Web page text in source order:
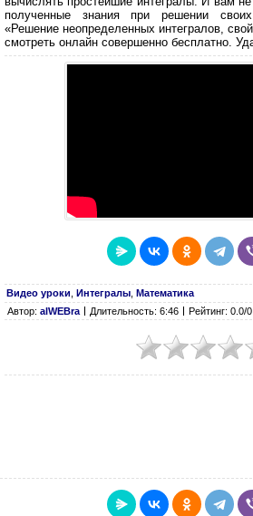
полученные знания при решении
«Решение неопределенных интегралов,
смотреть онлайн совершенно бесплатно.
Видео уроки Интегралы Математика
Автор: alWEBra Длительность: 6:46 Рейтинг: 0.0/0